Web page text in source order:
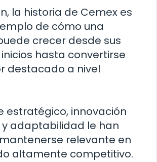
la historia de Cemex es
de cómo una
crecer desde sus
hasta convertirse
destacado a nivel
estratégico, innovación
adaptabilidad le han
relevante en
altamente competitivo.